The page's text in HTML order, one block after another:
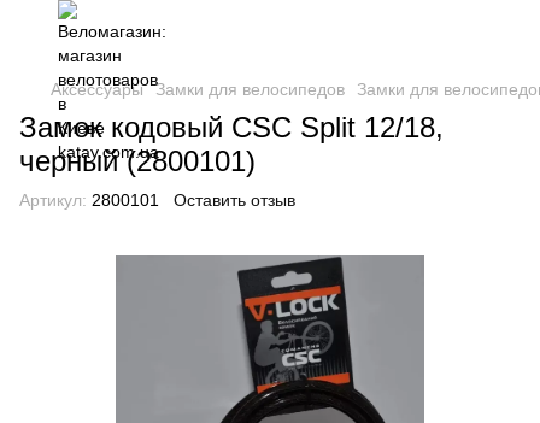
Аксессуары Замки для велосипедов Замки для
Замок кодовый CSC Split 12/18,
черный (2800101)
Артикул: 2800101 Оставить отзыв